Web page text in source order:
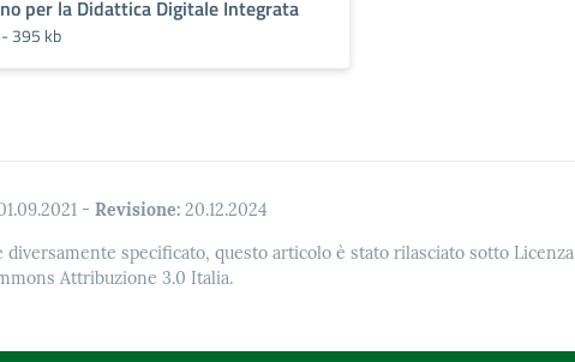
per la Didattica Digitale Integrata
395 kb
- Revisione: 20.12.2024
diversamente specificato, questo articolo è stato rilasciato sotto Licenza
Attribuzione 3.0 Italia.